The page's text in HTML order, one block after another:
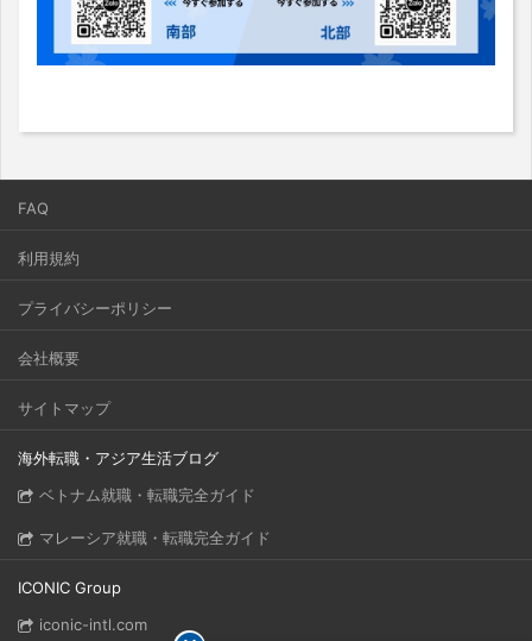
FAQ
利用規約
プライバシーポリシー
会社概要
サイトマップ
海外転職・アジア生活ブログ
ベトナム就職・転職完全ガイド
マレーシア就職・転職完全ガイド
ICONIC Group
iconic-intl.com